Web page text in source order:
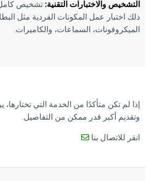
التشخيص والاختبارات التقنية: تشخيص كامل
ذلك اختبار عمل المكونات الفردية مثل
الميكروفونات، السماعات، والكاميرات.
إذا لم تكن متأكدًا من الخدمة التي تختارها،
وتقديم أكبر قدر ممكن من التفاصيل.
انقر للاتصال بنا